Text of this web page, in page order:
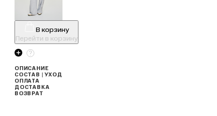
В корзину
Перейти в корзину
ОПИСАНИЕ
СОСТАВ | УХОД
ОПЛАТА
ДОСТАВКА
ВОЗВРАТ